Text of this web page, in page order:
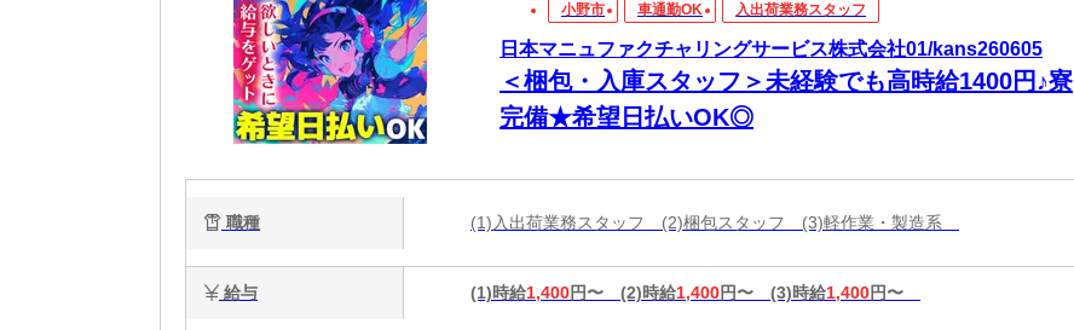
小野市 車通勤OK 入出荷業務スタッフ
日本マニュファクチャリングサービス株式会社01/kans260605
＜梱包・入庫スタッフ＞未経験でも高時給1400円♪寮
完備★希望日払いOK◎
職種 (1)入出荷業務スタッフ (2)梱包スタッフ (3)軽作業・製造系
給与 (1)時給1,400円〜 (2)時給1,400円〜 (3)時給1,400円〜